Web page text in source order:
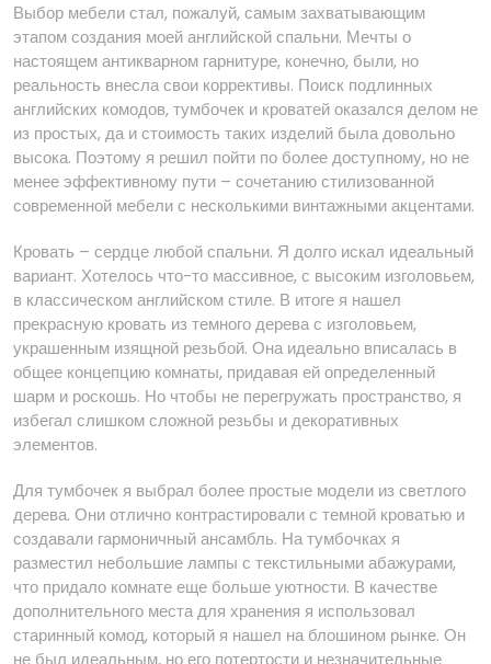
Выбор мебели стал, пожалуй, самым захватывающим
этапом создания моей английской спальни. Мечты о
настоящем антикварном гарнитуре, конечно, были, но
реальность внесла свои коррективы. Поиск подлинных
английских комодов, тумбочек и кроватей оказался делом не
из простых, да и стоимость таких изделий была довольно
высока. Поэтому я решил пойти по более доступному, но не
менее эффективному пути – сочетанию стилизованной
современной мебели с несколькими винтажными акцентами.
Кровать – сердце любой спальни. Я долго искал идеальный
вариант. Хотелось что-то массивное, с высоким изголовьем,
в классическом английском стиле. В итоге я нашел
прекрасную кровать из темного дерева с изголовьем,
украшенным изящной резьбой. Она идеально вписалась в
общее концепцию комнаты, придавая ей определенный
шарм и роскошь. Но чтобы не перегружать пространство, я
избегал слишком сложной резьбы и декоративных
элементов.
Для тумбочек я выбрал более простые модели из светлого
дерева. Они отлично контрастировали с темной кроватью и
создавали гармоничный ансамбль. На тумбочках я
разместил небольшие лампы с текстильными абажурами,
что придало комнате еще больше уютности. В качестве
дополнительного места для хранения я использовал
старинный комод, который я нашел на блошином рынке. Он
не был идеальным, но его потертости и незначительные